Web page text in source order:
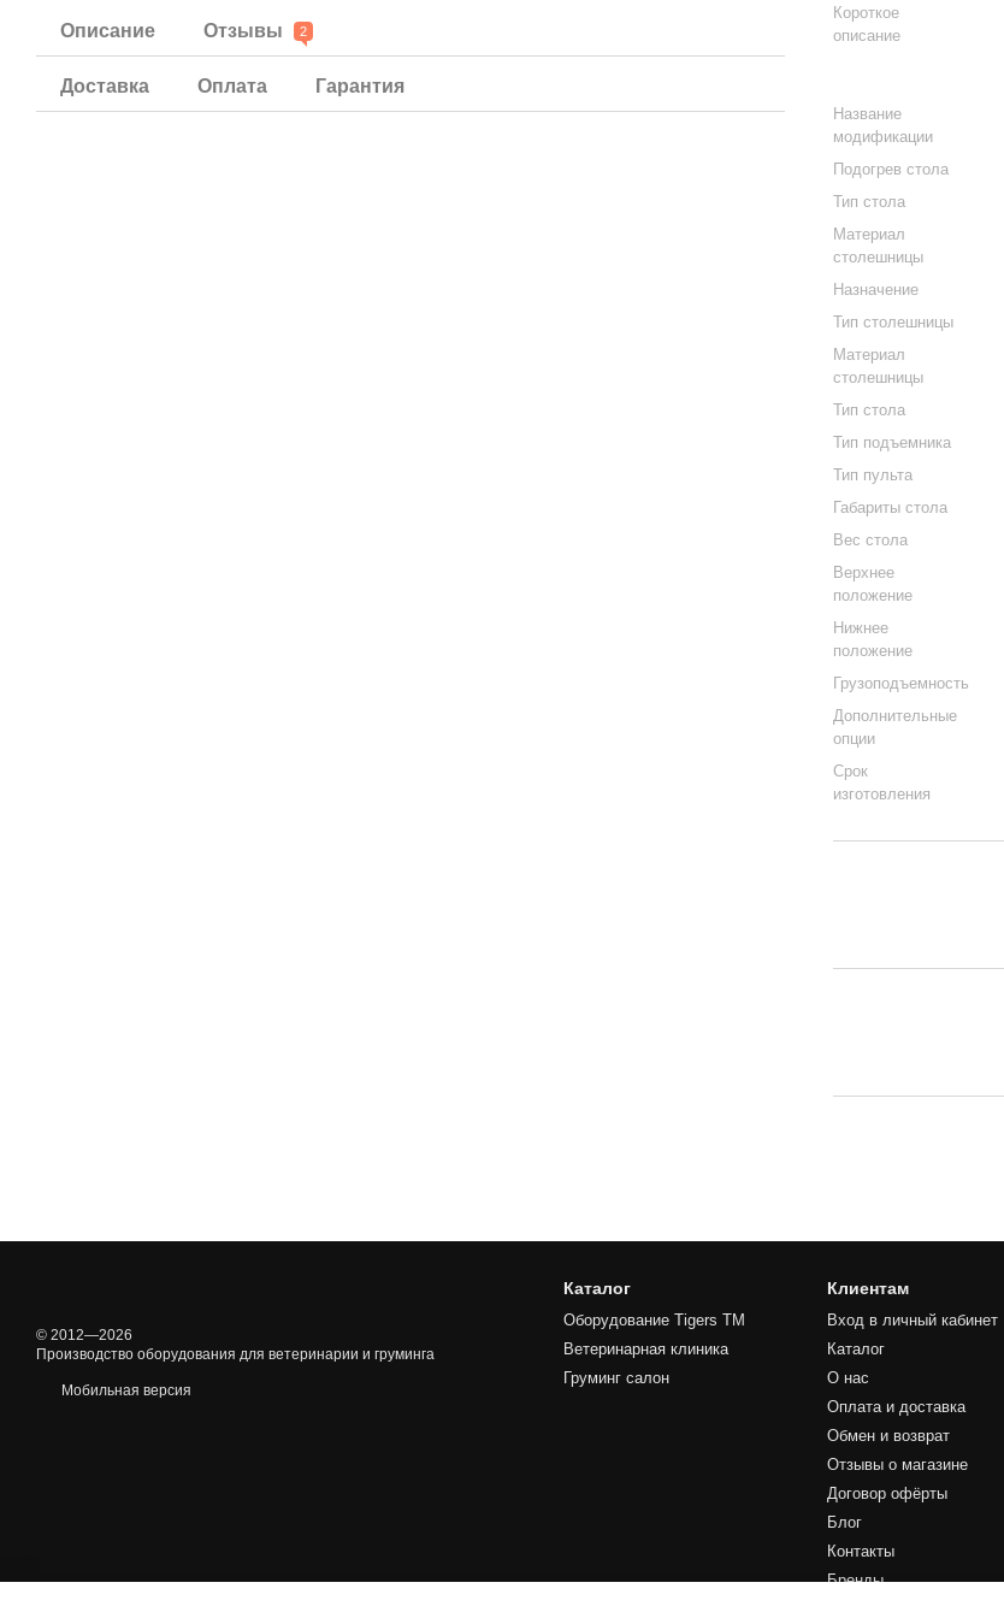
Описание Отзывы 2
Доставка Оплата Гарантия
Короткое
описание
Название
модификации
Подогрев стола
Тип стола
Материал
столешницы
Назначение
Тип столешницы
Материал
столешницы
Тип стола
Тип подъемника
Тип пульта
Габариты стола
Вес стола
Верхнее
положение
Нижнее
положение
Грузоподъемность
Дополнительные
опции
Срок
изготовления
© 2012—2026
Производство оборудования для ветеринарии и груминга
Мобильная версия
Каталог
Оборудование Tigers TM
Ветеринарная клиника
Груминг салон
Клиентам
Вход в личный кабинет
Каталог
О нас
Оплата и доставка
Обмен и возврат
Отзывы о магазине
Договор офёрты
Блог
Контакты
Бренды